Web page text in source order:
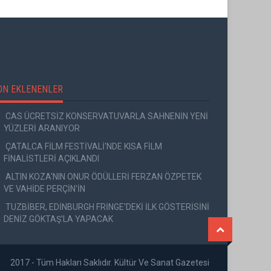
EKLENENLER
CAS ÜCRETSİZ KONSERVATUVARLA SAHNENİN YENİ
YÜZLERİ ARANIYOR
ÇATALCA FİLM FESTİVALİ'NDE KISA FİLM
FİNALİSTLERİ AÇIKLANDI
ALTIN KOZA'NIN ONUR ÖDÜLLERİ FERZAN ÖZPETEK
VE VAHİDE PERÇİN'İN
TUZBİBER, EDİNBURGH FRİNGE'DEKİ İLK GÖSTERİSİNİ
DENİZ GÖKTAŞ'LA YAPACAK
2017 - Tüm Hakları Saklıdır. Kültür Ve Sanat Gazetesi